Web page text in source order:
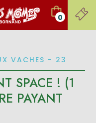
0
VACHES - 23
SPACE ! (1
PAYANT